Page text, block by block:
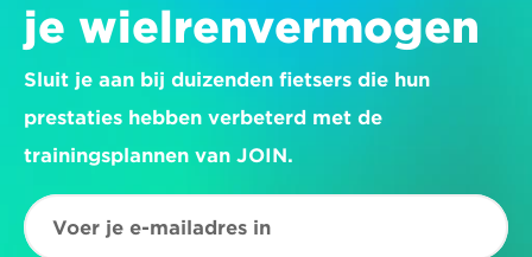
je wielrenvermogen
Sluit je aan bij duizenden fietsers die hun
prestaties hebben verbeterd met de
trainingsplannen van JOIN.